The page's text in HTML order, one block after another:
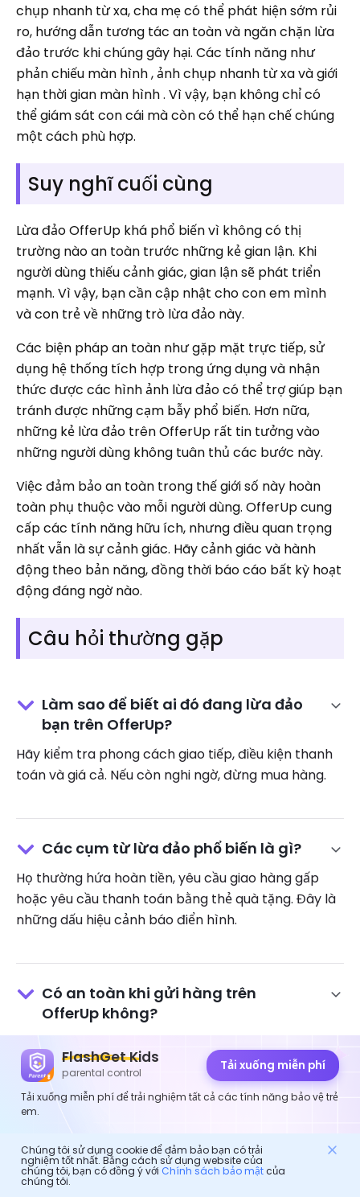
chụp nhanh từ xa, cha mẹ có thể phát hiện sớm rủi
ro, hướng dẫn tương tác an toàn và ngăn chặn lừa
đảo trước khi chúng gây hại. Các tính năng như
phản chiếu màn hình , ảnh chụp nhanh từ xa và giới
hạn thời gian màn hình . Vì vậy, bạn không chỉ có
thể giám sát con cái mà còn có thể hạn chế chúng
một cách phù hợp.
Suy nghĩ cuối cùng
Lừa đảo OfferUp khá phổ biến vì không có thị
trường nào an toàn trước những kẻ gian lận. Khi
người dùng thiếu cảnh giác, gian lận sẽ phát triển
mạnh. Vì vậy, bạn cần cập nhật cho con em mình
và con trẻ về những trò lừa đảo này.
Các biện pháp an toàn như gặp mặt trực tiếp, sử
dụng hệ thống tích hợp trong ứng dụng và nhận
thức được các hình ảnh lừa đảo có thể trợ giúp bạn
tránh được những cạm bẫy phổ biến. Hơn nữa,
những kẻ lừa đảo trên OfferUp rất tin tưởng vào
những người dùng không tuân thủ các bước này.
Việc đảm bảo an toàn trong thế giới số này hoàn
toàn phụ thuộc vào mỗi người dùng. OfferUp cung
cấp các tính năng hữu ích, nhưng điều quan trọng
nhất vẫn là sự cảnh giác. Hãy cảnh giác và hành
động theo bản năng, đồng thời báo cáo bất kỳ hoạt
động đáng ngờ nào.
Câu hỏi thường gặp
Làm sao để biết ai đó đang lừa đảo
bạn trên OfferUp?
Hãy kiểm tra phong cách giao tiếp, điều kiện thanh
toán và giá cả. Nếu còn nghi ngờ, đừng mua hàng.
Các cụm từ lừa đảo phổ biến là gì?
Họ thường hứa hoàn tiền, yêu cầu giao hàng gấp
hoặc yêu cầu thanh toán bằng thẻ quà tặng. Đây là
những dấu hiệu cảnh báo điển hình.
Có an toàn khi gửi hàng trên
OfferUp không?
vận chuyển chính thức của OfferUp. Không bao giờ
sử dụng bộ xử lý bên ngoài.
Những kẻ lừa đảo trên OfferUp có
thể đánh cắp danh tính của tôi
FlashGet Kids
parental control
Tải xuống miễn phí
Tải xuống miễn phí để trải nghiệm tất cả các tính năng bảo vệ trẻ
em.
Chúng tôi sử dụng cookie để đảm bảo bạn có trải
nghiệm tốt nhất. Bằng cách sử dụng website của
chúng tôi, bạn có đồng ý với Chính sách bảo mậtcủa
chúng tôi.